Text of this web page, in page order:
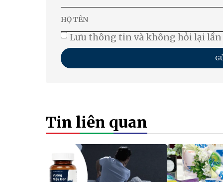
Lưu thông tin và không hỏi lại lần
Tin liên quan